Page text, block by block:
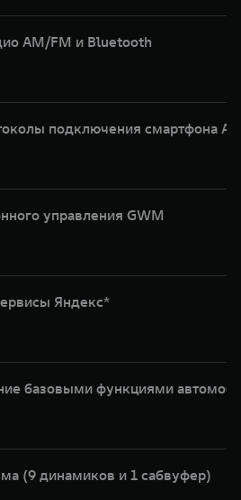
AM/FM и Bluetooth
подключения смартфона
управления GWM
Яндекс*
базовыми функциями
(9 динамиков и 1 сабвуфер)